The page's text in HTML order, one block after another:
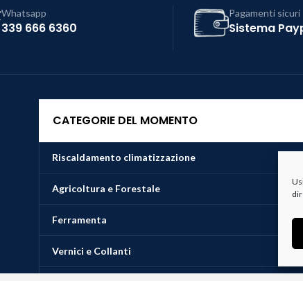
Whatsapp
339 666 6360
Pagamenti sicuri
Sistema
CATEGORIE DEL MOMENTO
Riscaldamento climatizzazione
Agricoltura e Forestale
Ferramenta
Vernici e Collanti